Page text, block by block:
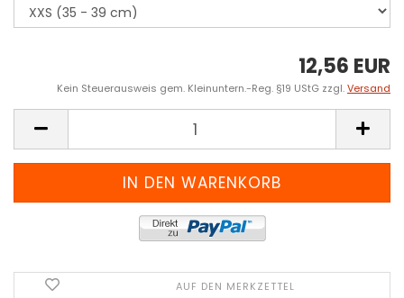
12,56 EUR
Kein Steuerausweis gem. Kleinuntern.-Reg. §19 UStG zzgl.Versand
AUF DEN MERKZETTEL